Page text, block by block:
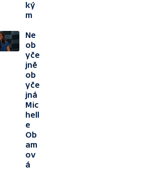
ký
m
Ne
ob
yče
jně
ob
yče
jná
Mic
hell
e
Ob
am
ov
á